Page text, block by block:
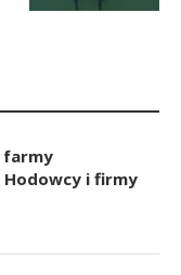
farmy
i firmy